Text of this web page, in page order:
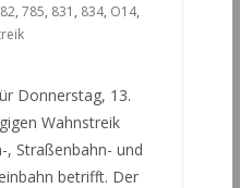
, 785, 831 , 834, O14,
Donnerstag, 13.
Wahnstreik
, Straßenbahn- und
betrifft. Der